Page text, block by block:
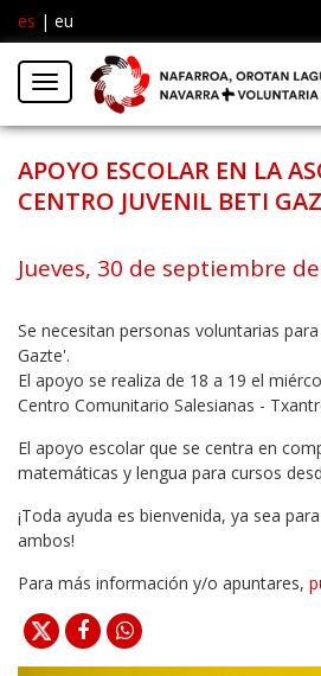
es | eu
Menú
APOYO ESCOLAR EN LA
CENTRO JUVENIL BETI
Jueves, 30 de septiembre
Se necesitan personas voluntarias
Gazte'.
El apoyo se realiza de 18 a 19 el
Centro Comunitario Salesianas -
El apoyo escolar que se centra en
matemáticas y lengua para cursos
¡Toda ayuda es bienvenida, ya sea
ambos!
Para más información y/o apuntares,